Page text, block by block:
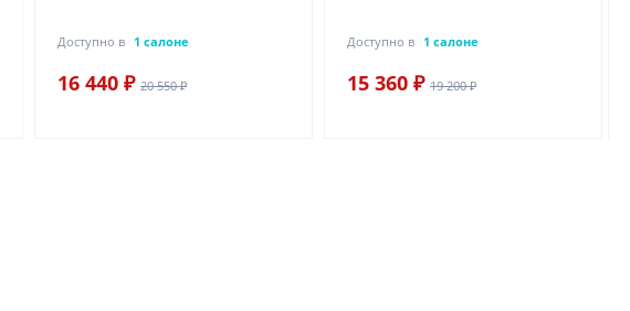
Доступно в 1 салоне
16 440 ₽ 20 550 ₽
Доступно в 1 салоне
15 360 ₽ 19 200 ₽